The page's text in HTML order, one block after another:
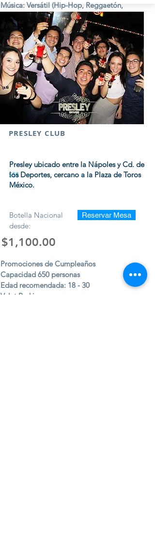
Música: Versátil (Hip-Hop, Reggaetón,
Electrónica, Pop, etc.)
Viernes y Sábados.
PRESLEY CLUB
$$$
Presley ubicado entre la Nápoles y Cd. de
los Deportes, cercano a la Plaza de Toros
México.
Botella Nacional
desde:
Reservar Mesa
$1,100.00
Promociones de Cumpleaños
Capacidad 650 personas
Edad recomendada: 18 - 30
Valet Parking